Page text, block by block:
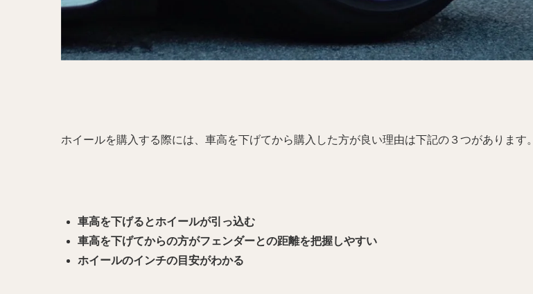
ホイールを購入する際には、車高を下げてから購入した方が良い理由は下記の３つがあります。
車高を下げるとホイールが引っ込む
車高を下げてからの方がフェンダーとの距離を把握しやすい
ホイールのインチの目安がわかる